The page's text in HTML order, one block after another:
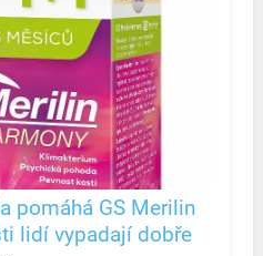
pomáhá GS Merilin
lidí vypadají dobře